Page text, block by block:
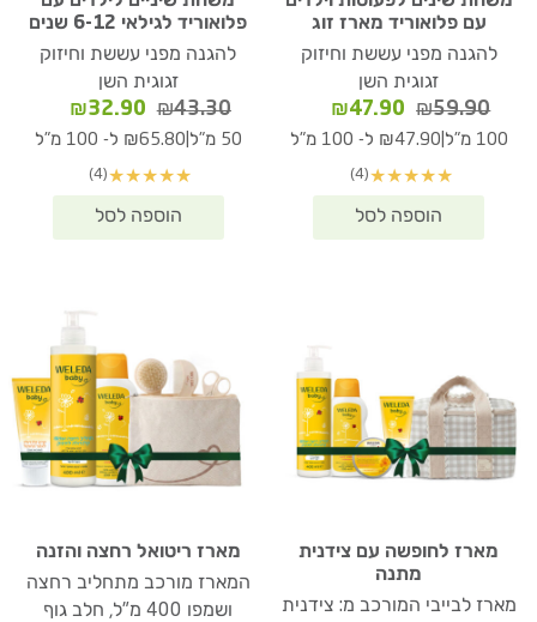
עם פלואוריד מארז זוג
להגנה מפני עששת וחיזוק
זגוגית השן
₪59.90
המחיר
המקורי
₪59.90.
₪47.90
המחיר
הנוכחי
100 מ"ל ₪47.90 ל- 100 מ"ל
★
★
★
★
★
(4)
פלואוריד לגילאי 6-12 שנים
להגנה מפני עששת וחיזוק
זגוגית השן
₪43.30
המחיר
המקורי
₪43.30.
₪32.90
הנוכחי
50 מ"ל ₪65.80 ל- 100 מ"ל
★
★
★
★
★
(4)
מארז לחופשה עם צידנית
מתנה
מארז לבייבי המורכב מ: צידנית
מארז ריטואל רחצה והזנה
המארז מורכב מתחליב רחצה
ושמפו 400 מ"ל, חלב גוף